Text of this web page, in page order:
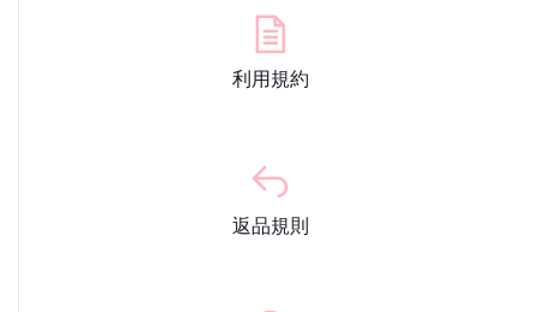
利用規約
返品規則